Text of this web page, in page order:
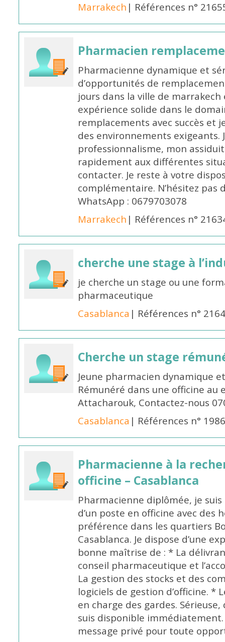
Marrakech | Références n°
Pharmacien
Pharmacienne dynamique et
d’opportunités de
jours dans la ville de marrakech
expérience solide dans le
remplacements avec succès et
des environnements exigeants.
professionnalisme, mon
rapidement aux différentes
contacter. Je reste à votre
complémentaire. N’hésitez
WhatsApp : 0679703078
Marrakech | Références n°
cherche une stage à
je cherche un stage ou une
pharmaceutique
Casablanca | Références n°
Cherche un stage
Jeune pharmacien dynamique
Rémunéré dans une officine au
Attacharouk, Contactez-nous
Casablanca | Références n°
Pharmacienne à la
officine – Casablanca
Pharmacienne diplômée, je
d’un poste en officine avec des
préférence dans les quartiers
Casablanca. Je dispose d’une
bonne maîtrise de : * La
conseil pharmaceutique et
La gestion des stocks et des
logiciels de gestion d’officine. *
en charge des gardes.
suis disponible
message privé pour toute